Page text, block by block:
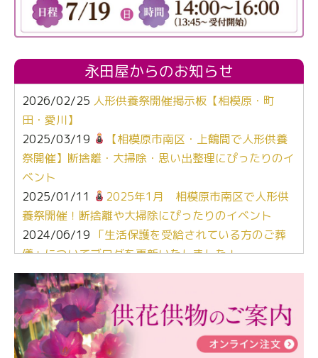
永田屋からのお知らせ
2026/02/25 人形供養祭開催掲示板【相模原・町
田・愛川】
2025/03/19
【相模原市南区・上鶴間で人形供養
祭開催】断捨離・大掃除・思い出整理にぴったりのイ
ベント
2025/01/11
2025年1月 相模原市南区で人形供
養祭開催！断捨離や大掃除にぴったりのイベント
2024/06/19 「生活保護を受給されている方のご葬
儀」についてブログを更新いたしました！
2024/03/06【終活なるほど教室】「マンガで学
ぶ！はじめてのお葬式」小さな家族葬ハウス®町田成
瀬 ご参加ありがとうございました！
2024/01/19令和6年能登半島地震災害の寄付のご報
告